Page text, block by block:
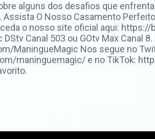
alguns dos desafios que
O Nosso Casamento
o nosso site oficial aqui:
DStv Canal 503 ou GOtv Max Canal
ManingueMagic Nos segue no
maninguemagic/ e no TikTok: